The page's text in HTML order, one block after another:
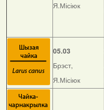
Я.Місіюк
05.03
Брэст,
Я.Місіюк